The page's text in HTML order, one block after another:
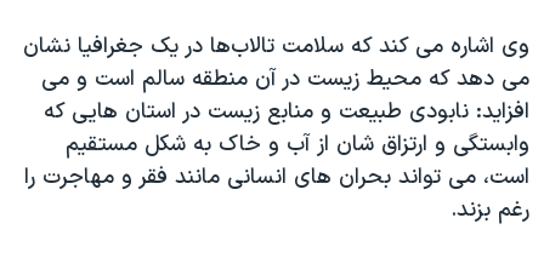
وی اشاره می کند که سلامت تالاب‌ها در یک جغرافیا نشان
می دهد که محیط زیست در آن منطقه سالم است و می
افزاید: نابودی طبیعت و منابع زیست در استان هایی که
وابستگی و ارتزاق شان از آب و خاک به شکل مستقیم
است، می تواند بحران های انسانی مانند فقر و مهاجرت را
رغم بزند.